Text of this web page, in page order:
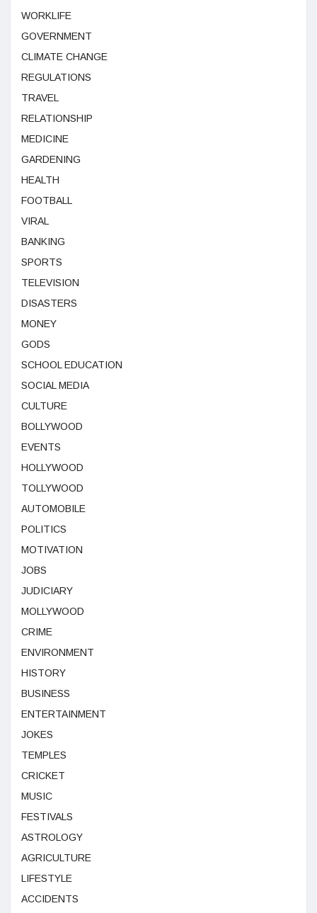
WORKLIFE
GOVERNMENT
CLIMATE CHANGE
REGULATIONS
TRAVEL
RELATIONSHIP
MEDICINE
GARDENING
HEALTH
FOOTBALL
VIRAL
BANKING
SPORTS
TELEVISION
DISASTERS
MONEY
GODS
SCHOOL EDUCATION
SOCIAL MEDIA
CULTURE
BOLLYWOOD
EVENTS
HOLLYWOOD
TOLLYWOOD
AUTOMOBILE
POLITICS
MOTIVATION
JOBS
JUDICIARY
MOLLYWOOD
CRIME
ENVIRONMENT
HISTORY
BUSINESS
ENTERTAINMENT
JOKES
TEMPLES
CRICKET
MUSIC
FESTIVALS
ASTROLOGY
AGRICULTURE
LIFESTYLE
ACCIDENTS